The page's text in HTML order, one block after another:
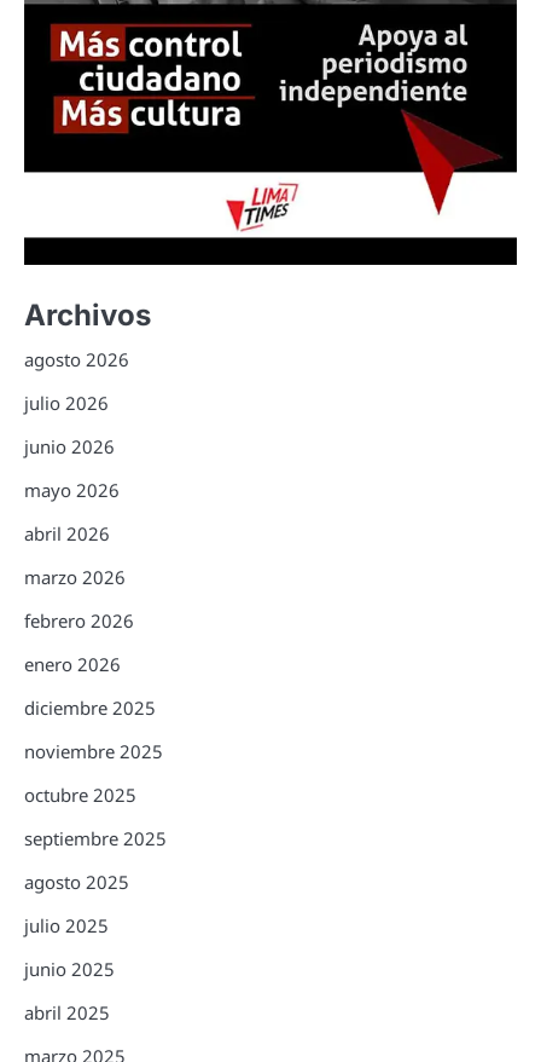
Archivos
agosto 2026
julio 2026
junio 2026
mayo 2026
abril 2026
marzo 2026
febrero 2026
enero 2026
diciembre 2025
noviembre 2025
octubre 2025
septiembre 2025
agosto 2025
julio 2025
junio 2025
abril 2025
marzo 2025